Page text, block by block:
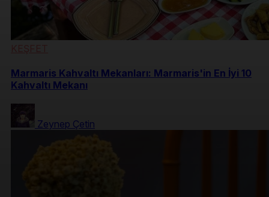
Marmaris Kahvaltı Mekanları: Marmaris'in En İyi 10
Kahvaltı Mekanı
Zeynep Çetin